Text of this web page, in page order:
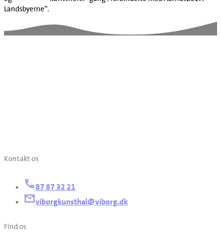
Landsbyerne”.
Kontakt os
87 87 32 21
viborgkunsthal@viborg.dk
Find os